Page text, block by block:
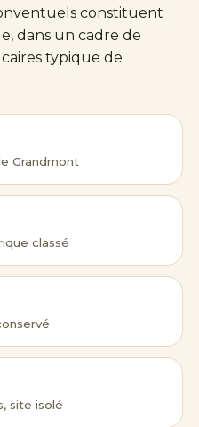
constituent
dans un cadre de
typique de
Grandmont
classé
site isolé